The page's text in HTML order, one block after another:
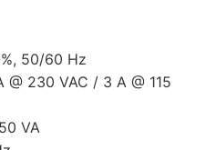
50/60 Hz
230 VAC / 3 A @ 115
VA